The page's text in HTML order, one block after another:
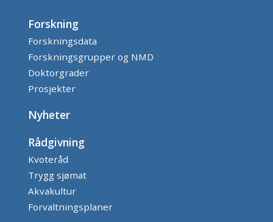
Forskning
Forskningsdata
Forskningsgrupper og NMD
Doktorgrader
Prosjekter
Nyheter
Rådgivning
Kvoteråd
Trygg sjømat
Akvakultur
Forvaltningsplaner